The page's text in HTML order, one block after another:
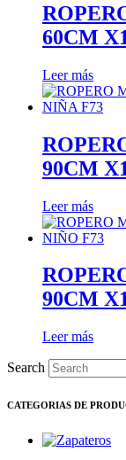
60CM
Leer más
90CM
Leer más
90CM
Leer más
Search
CATEGORIAS DE